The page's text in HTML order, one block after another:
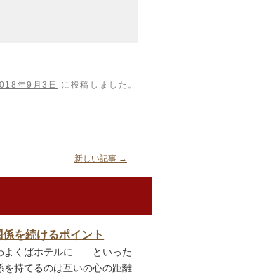
年9月3日 に投稿しました。
新しい記事 →
を続けるポイント
よくばホテルに……といった
を持てるのは互いの心の距離